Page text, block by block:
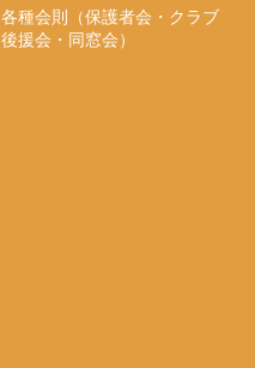
各種会則（保護者会・クラブ
後援会・同窓会）